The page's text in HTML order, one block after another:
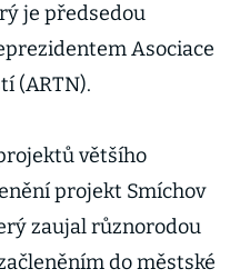
je předsedou
Asociace
(ARTN).
většího
projekt Smíchov
zaujal různorodou
do městské